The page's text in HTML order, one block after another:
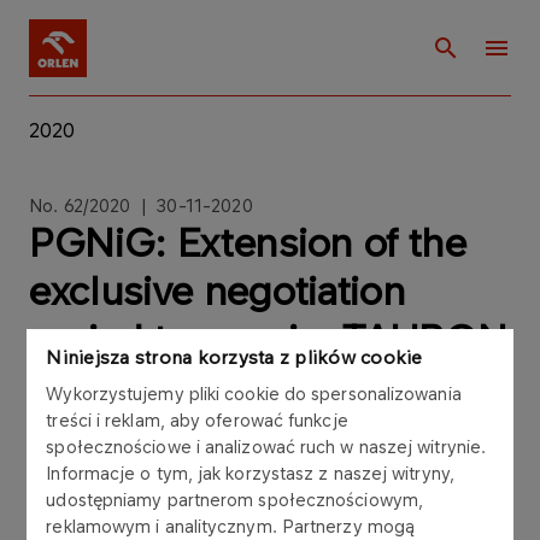
Niniejsza strona korzysta z plików cookie
Wykorzystujemy pliki cookie do spersonalizowania
treści i reklam, aby oferować funkcje
społecznościowe i analizować ruch w naszej witrynie.
Informacje o tym, jak korzystasz z naszej witryny,
udostępniamy partnerom społecznościowym,
reklamowym i analitycznym. Partnerzy mogą
2020
No. 62/2020 | 30-11-2020
PGNiG: Extension of the
exclusive negotiation
period to acquire TAURON
Ciepło Sp. z o.o.
In reference to the Current Report No. 29/2020 of